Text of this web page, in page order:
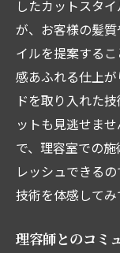
したカットスタ
が、お客様の髪
イルを提案する
感あふれる仕上
ドを取り入れた
ットも見逃せま
で、理容室での
レッシュできる
技術を体感してみ
理容師とのコミ